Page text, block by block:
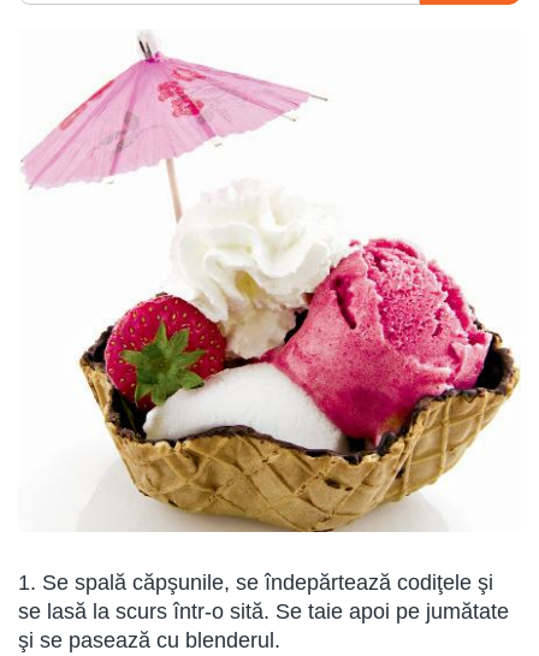
1. Se spală căpşunile, se îndepărtează codiţele şi
se lasă la scurs într-o sită. Se taie apoi pe jumătate
şi se pasează cu blenderul.